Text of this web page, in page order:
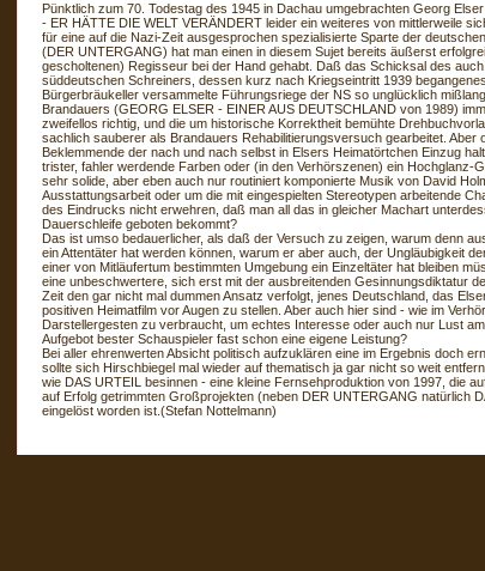
Pünktlich zum 70. Todestag des 1945 in Dachau umgebrachten Georg
- ER HÄTTE DIE WELT VERÄNDERT leider ein weiteres von mittlerweile
für eine auf die Nazi-Zeit ausgesprochen spezialisierte Sparte der
(DER UNTERGANG) hat man einen in diesem Sujet bereits äußerst
gescholtenen) Regisseur bei der Hand gehabt. Daß das Schicksal des
süddeutschen Schreiners, dessen kurz nach Kriegseintritt 1939
Bürgerbräukeller versammelte Führungsriege der NS so unglücklich
Brandauers (GEORG ELSER - EINER AUS DEUTSCHLAND von 1989)
zweifellos richtig, und die um historische Korrektheit bemühte
sachlich sauberer als Brandauers Rehabilitierungsversuch gearbeitet. Aber
Beklemmende der nach und nach selbst in Elsers Heimatörtchen Einzug
trister, fahler werdende Farben oder (in den Verhörszenen) ein Hochglanz-
sehr solide, aber eben auch nur routiniert komponierte Musik von David
Ausstattungsarbeit oder um die mit eingespielten Stereotypen arbeitende
des Eindrucks nicht erwehren, daß man all das in gleicher Machart
Dauerschleife geboten bekommt?
Das ist umso bedauerlicher, als daß der Versuch zu zeigen, warum denn
ein Attentäter hat werden können, warum er aber auch, der Ungläubigkeit
einer von Mitläufertum bestimmten Umgebung ein Einzeltäter hat bleiben
eine unbeschwertere, sich erst mit der ausbreitenden Gesinnungsdiktatur
Zeit den gar nicht mal dummen Ansatz verfolgt, jenes Deutschland, das
positiven Heimatfilm vor Augen zu stellen. Aber auch hier sind - wie im
Darstellergesten zu verbraucht, um echtes Interesse oder auch nur Lust
Aufgebot bester Schauspieler fast schon eine eigene Leistung?
Bei aller ehrenwerten Absicht politisch aufzuklären eine im Ergebnis doch
sollte sich Hirschbiegel mal wieder auf thematisch ja gar nicht so weit
wie DAS URTEIL besinnen - eine kleine Fernsehproduktion von 1997, die
auf Erfolg getrimmten Großprojekten (neben DER UNTERGANG natürlich
eingelöst worden ist.(Stefan Nottelmann)